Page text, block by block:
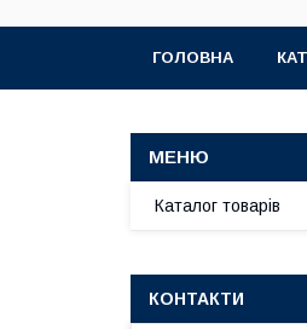
ГОЛОВНА
Каталог товарів
КОНТАКТИ